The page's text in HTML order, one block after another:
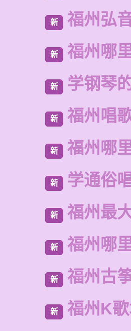
新 福州弘
新 福州哪
新 学钢琴
新 福州唱
新 福州哪
新 学通俗
新 福州最
新 福州哪
新 福州古
新 福州K